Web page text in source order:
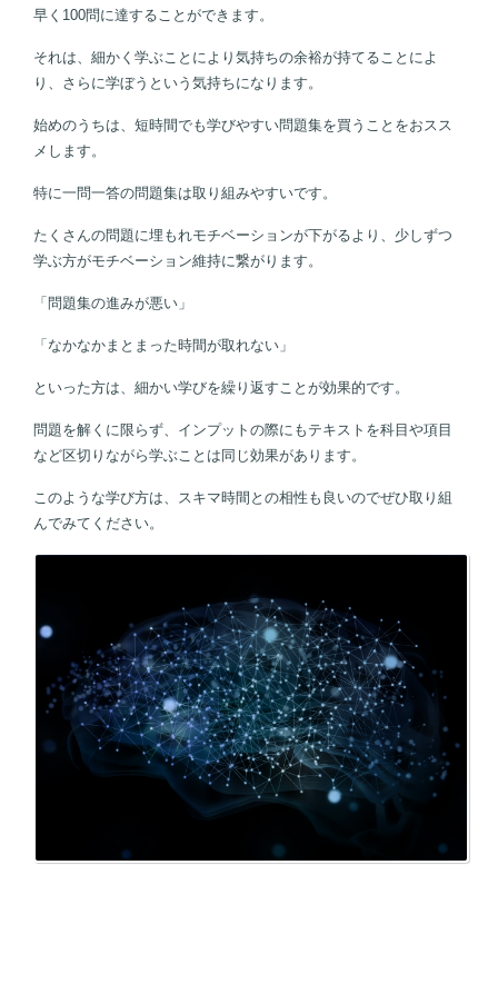
早く100問に達することができます。
それは、細かく学ぶことにより気持ちの余裕が持てることによ
り、さらに学ぼうという気持ちになります。
始めのうちは、短時間でも学びやすい問題集を買うことをおスス
メします。
特に一問一答の問題集は取り組みやすいです。
たくさんの問題に埋もれモチベーションが下がるより、少しずつ
学ぶ方がモチベーション維持に繋がります。
「問題集の進みが悪い」
「なかなかまとまった時間が取れない」
といった方は、細かい学びを繰り返すことが効果的です。
問題を解くに限らず、インプットの際にもテキストを科目や項目
など区切りながら学ぶことは同じ効果があります。
このような学び方は、スキマ時間との相性も良いのでぜひ取り組
んでみてください。